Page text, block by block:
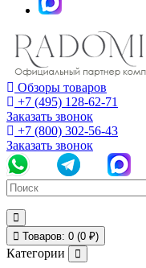
Обзоры товаров
+7 (495) 128-62-71
Заказать звонок
+7 (800) 302-56-43
Заказать звонок
Товаров: 0 (0 ₽)
Категории